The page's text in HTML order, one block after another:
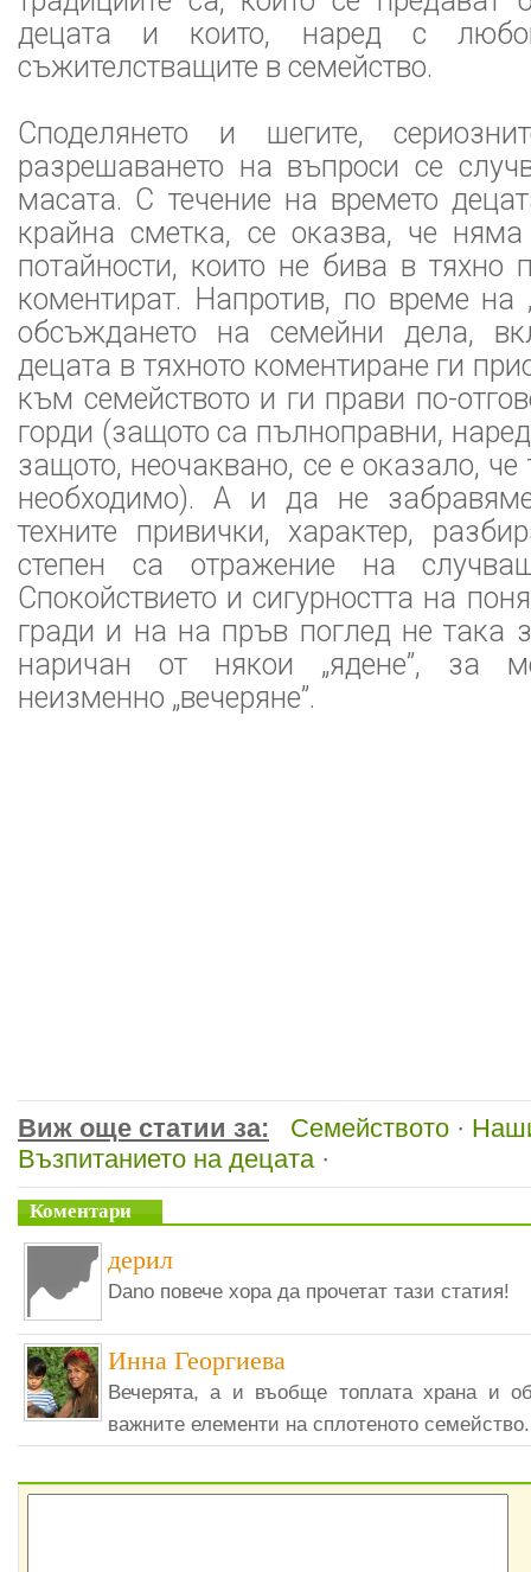
децата и които, наред с
съжителстващите в семейство.
Споделянето и шегите,
разрешаването на въпроси се
масата. С течение на времето
крайна сметка, се оказва, че
потайности, които не бива в тяхно
коментират. Напротив, по време на
обсъждането на семейни дела,
децата в тяхното коментиране ги
към семейството и ги прави по-
горди (защото са пълноправни,
защото, неочаквано, се е оказало, че
необходимо). А и да не
техните привички, характер,
степен са отражение на
Спокойствието и сигурността на
гради и на на пръв поглед не така
наричан от някои „ядене”, за
неизменно „вечеряне”.
Виж още статии за: Семейството ·
Възпитанието на децата·
Коментари
дерил
Dano повече хора да прочетат тази статия!
Инна Георгиева
Вечерята, а и въобще топлата храна и
важните елементи на сплотеното